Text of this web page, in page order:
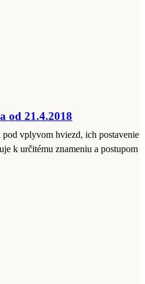
od 21.4.2018
pod vplyvom hviezd, ich postavenie
k určitému znameniu a postupom